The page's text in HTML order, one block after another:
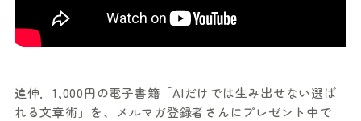
追伸．1,000円の電子書籍「AIだけでは生み出せない選ば
れる文章術」を、メルマガ登録者さんにプレゼント中で